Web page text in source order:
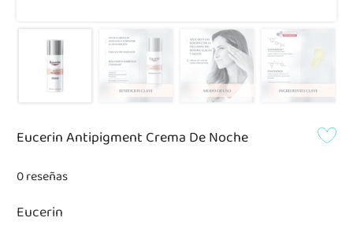
Eucerin Antipigment Crema De Noche
0 reseñas
Eucerin